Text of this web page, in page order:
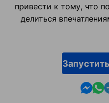
привести к тому, что
делиться